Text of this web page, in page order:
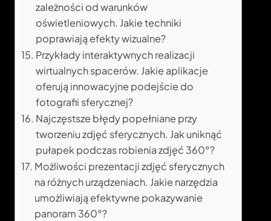
zależności od warunków
oświetleniowych. Jakie techniki
poprawiają efekty wizualne?
Przykłady interaktywnych realizacji
wirtualnych spacerów. Jakie aplikacje
oferują innowacyjne podejście do
fotografii sferycznej?
Najczęstsze błędy popełniane przy
tworzeniu zdjęć sferycznych. Jak uniknąć
pułapek podczas robienia zdjęć 360°?
Możliwości prezentacji zdjęć sferycznych
na różnych urządzeniach. Jakie narzędzia
umożliwiają efektywne pokazywanie
panoram 360°?